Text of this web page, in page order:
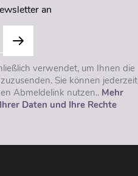
an
verwendet, um Ihnen die
Sie können jederzeit
Abmeldelink nutzen.. Mehr
Daten und Ihre Rechte